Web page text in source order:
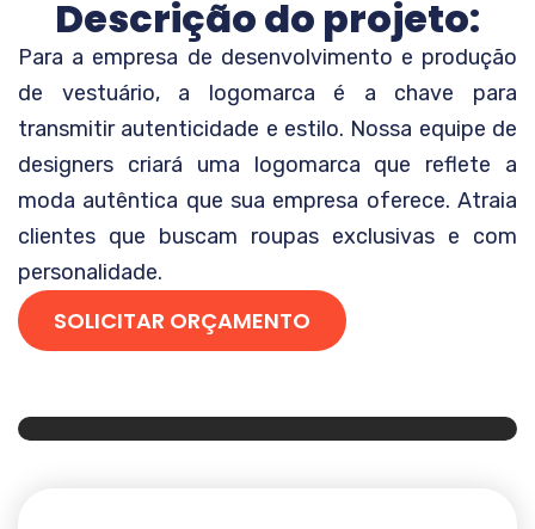
Descrição do projeto:
Para a empresa de desenvolvimento e produção
de vestuário, a logomarca é a chave para
transmitir autenticidade e estilo. Nossa equipe de
designers criará uma logomarca que reflete a
moda autêntica que sua empresa oferece. Atraia
clientes que buscam roupas exclusivas e com
personalidade.
SOLICITAR ORÇAMENTO